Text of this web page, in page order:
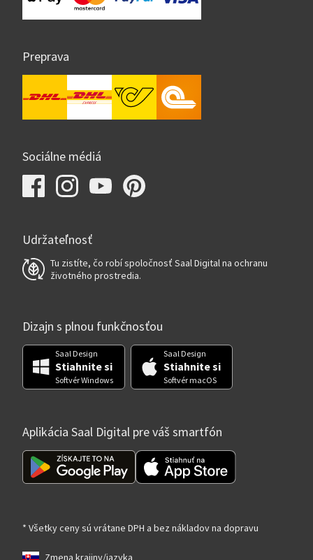
Preprava
Sociálne médiá
Udržateľnosť
Tu zistíte, čo robí spoločnosť Saal Digital na ochranu
životného prostredia.
Dizajn s plnou funkčnosťou
Saal Design
Stiahnite si
Softvér Windows
Saal Design
Stiahnite si
Softvér macOS
Aplikácia Saal Digital pre váš smartfón
* Všetky ceny sú vrátane DPH a bez nákladov na dopravu
Zmena krajiny/jazyka